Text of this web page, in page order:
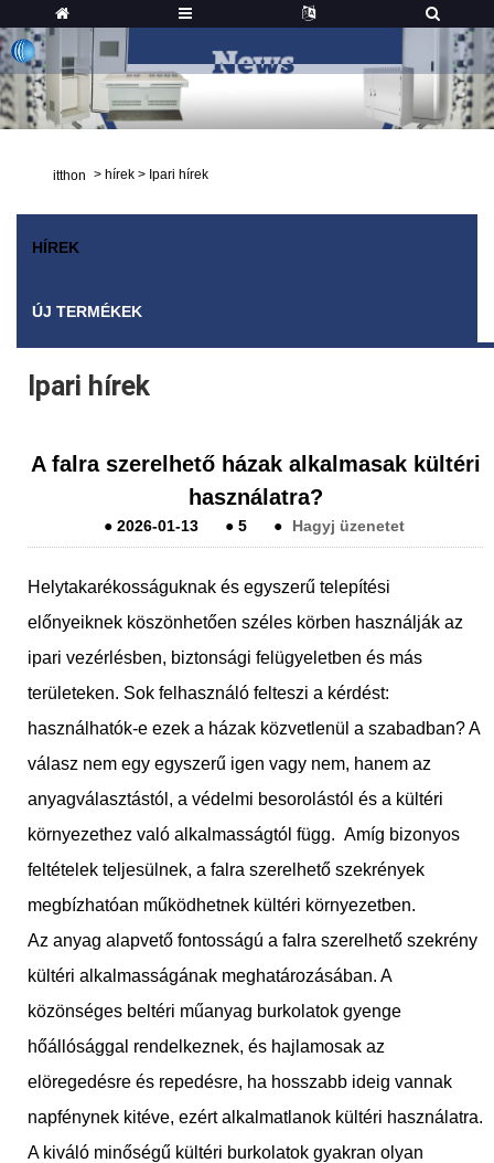
itthon > hírek > Ipari hírek
HÍREK
ÚJ TERMÉKEK
Ipari hírek
A falra szerelhető házak alkalmasak kültéri
használatra?
●2026-01-13 ●5 ● Hagyj üzenetet
Helytakarékosságuknak és egyszerű telepítési
előnyeiknek köszönhetően széles körben használják az
ipari vezérlésben, biztonsági felügyeletben és más
területeken. Sok felhasználó felteszi a kérdést:
használhatók-e ezek a házak közvetlenül a szabadban? A
válasz nem egy egyszerű igen vagy nem, hanem az
anyagválasztástól, a védelmi besorolástól és a kültéri
környezethez való alkalmasságtól függ. Amíg bizonyos
feltételek teljesülnek, a falra szerelhető szekrények
megbízhatóan működhetnek kültéri környezetben.
Az anyag alapvető fontosságú a falra szerelhető szekrény
kültéri alkalmasságának meghatározásában. A
közönséges beltéri műanyag burkolatok gyenge
hőállósággal rendelkeznek, és hajlamosak az
elöregedésre és repedésre, ha hosszabb ideig vannak
napfénynek kitéve, ezért alkalmatlanok kültéri használatra.
A kiváló minőségű kültéri burkolatok gyakran olyan